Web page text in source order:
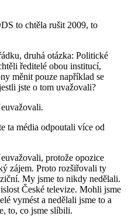
to chtěla rušit 2009, to
druhá otázka: Politické
ředitelé obou institucí,
měnit pouze například se
jste o tom uvažovali?
ta média odpoutali více od
protože opozice
zájem. Proto rozšiřovali ty
My jsme to nikdy nedělali.
České televize. Mohli jsme
vymést a nedělali jsme to a
to, co jsme slíbili.